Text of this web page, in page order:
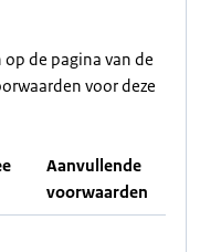
de pagina van de
voor deze
Aanvullende
voorwaarden